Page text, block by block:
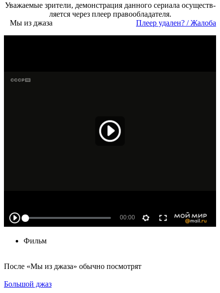
Ува­жае­мые зри­те­ли, де­мон­ст­ра­ция дан­но­го се­риа­ла осу­ще­ст­в­
ля­ет­ся че­рез пле­ер пра­во­об­ла­да­те­ля.
Мы из джаза
Пле­ер уда­лен? / Жа­ло­ба
Фильм
По­сле «Мы из джаза» обыч­но по­смот­рят
Большой джаз